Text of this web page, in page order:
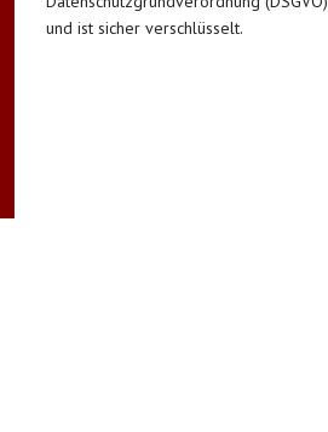
und ist sicher verschlüsselt.